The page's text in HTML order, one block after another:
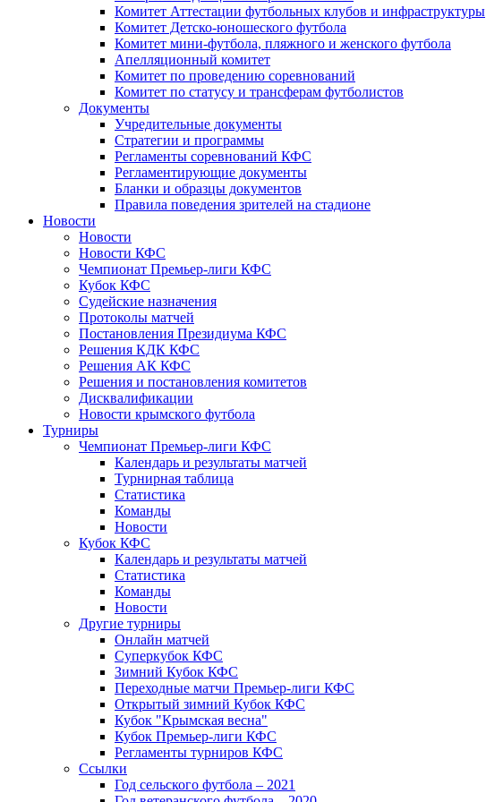
Комитет Аттестации футбольных клубов и инфраструктуры
Комитет Детско-юношеского футбола
Комитет мини-футбола, пляжного и женского футбола
Апелляционный комитет
Комитет по проведению соревнований
Комитет по статусу и трансферам футболистов
Документы
Учредительные документы
Стратегии и программы
Регламенты соревнований КФС
Регламентирующие документы
Бланки и образцы документов
Правила поведения зрителей на стадионе
Новости
Новости
Новости КФС
Чемпионат Премьер-лиги КФС
Кубок КФС
Судейские назначения
Протоколы матчей
Постановления Президиума КФС
Решения КДК КФС
Решения АК КФС
Решения и постановления комитетов
Дисквалификации
Новости крымского футбола
Турниры
Чемпионат Премьер-лиги КФС
Календарь и результаты матчей
Турнирная таблица
Статистика
Команды
Новости
Кубок КФС
Календарь и результаты матчей
Статистика
Команды
Новости
Другие турниры
Онлайн матчей
Суперкубок КФС
Зимний Кубок КФС
Переходные матчи Премьер-лиги КФС
Открытый зимний Кубок КФС
Кубок "Крымская весна"
Кубок Премьер-лиги КФС
Регламенты турниров КФС
Ссылки
Год сельского футбола – 2021